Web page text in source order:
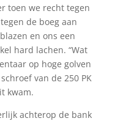
toen we recht tegen
de boeg aan
en ons een
hard lachen. “Wat
op hoge golven
van de 250 PK
kwam.
achterop de bank